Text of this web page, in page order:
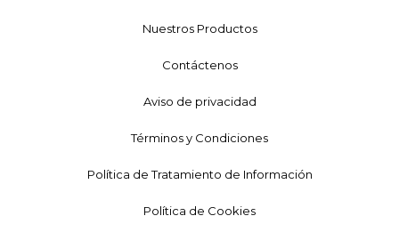
Nuestros Productos
Contáctenos
Aviso de privacidad
Términos y Condiciones
Política de Tratamiento de Información
Política de Cookies